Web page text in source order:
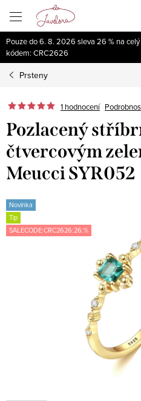
obsah
Pouze do 6. 8. 2026 sleva 26 % na
kódem: CRC2626
Prsteny
1 hodnocení
Pozlacený
čtvercovým
Meucci SYR052
Novinka
Tip
SALECODE:CRC2626:26:%